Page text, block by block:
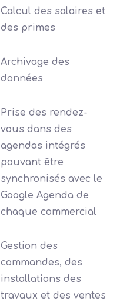
Calcul des salaires et
des primes
Archivage des
données
Prise des rendez-
vous dans des
agendas intégrés
pouvant être
synchronisés avec le
Google Agenda de
chaque commercial
Gestion des
commandes, des
installations des
travaux et des ventes